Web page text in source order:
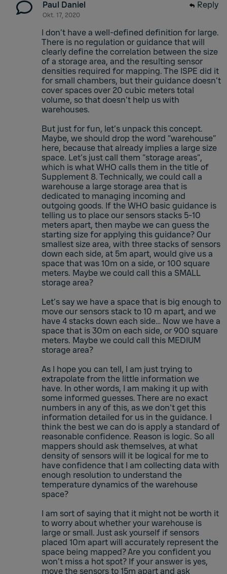
Paul Daniel
Okt. 17, 2020
I don’t have a well-defined definition for large.
There is no regulation or guidance that will
clearly define the correlation between the size
of a storage area, and the resulting sensor
densities required for mapping. The ISPE did it
for small chambers, but their guidance doesn’t
cover spaces over 20 cubic meters total
volume, so that doesn’t help us with
warehouses.
But just for fun, let’s unpack this concept.
Maybe, we should drop the word “warehouse”
here, because that already implies a large size
space. Let’s just call them “storage areas”,
which is what WHO calls them in the title of
Supplement 8. Technically, we could call a
warehouse a large storage area that is
dedicated to managing incoming and
outgoing goods. If the WHO basic guidance is
telling us to place our sensors stacks 5-10
meters apart, then maybe we can guess the
starting size for applying this guidance? Our
smallest size area, with three stacks of sensors
down each side, at 5m apart, would give us a
space that was 10m on a side, or 100 square
meters. Maybe we could call this a SMALL
storage area?
Let’s say we have a space that is big enough to
move our sensors stack to 10 m apart, and we
have 4 stacks down each side… Now we have a
space that is 30m on each side, or 900 square
meters. Maybe we could call this MEDIUM
storage area?
As I hope you can tell, I am just trying to
extrapolate from the little information we
have. In other words, I am making it up with
some informed guesses. There are no exact
numbers in any of this, as we don't get this
information detailed for us in the guidance. I
think the best we can do is apply a standard of
reasonable confidence. Reason is logic. So all
mappers should ask themselves, at what
density of sensors will it be logical for me to
have confidence that I am collecting data with
enough resolution to understand the
temperature dynamics of the warehouse
space?
I am sort of saying that it might not be worth it
to worry about whether your warehouse is
large or small. Just ask yourself if sensors
placed 10m apart will accurately represent the
space being mapped? Are you confident you
won’t miss a hot spot? If your answer is yes,
move the sensors to 15m apart and ask
Reply